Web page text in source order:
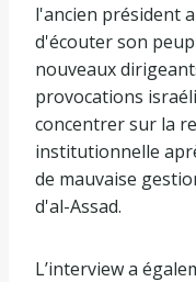
l'ancien président
d'écouter son
nouveaux
provocations
concentrer sur la
institutionnelle
de mauvaise
d'al-Assad.
L’interview a